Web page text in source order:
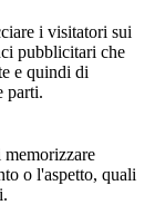
i visitatori sui
pubblicitari che
e quindi di
parti.
o l'aspetto, quali